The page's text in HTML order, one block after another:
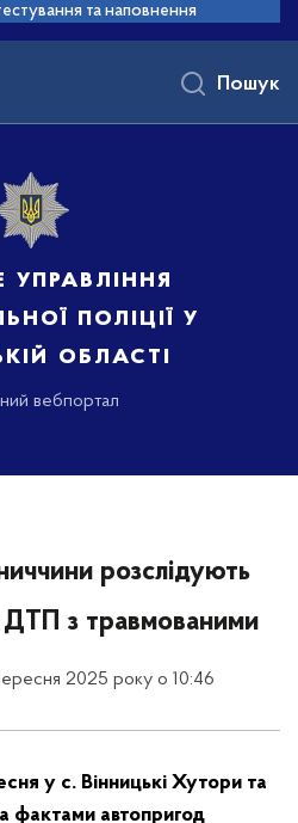
та наповнення
управління
поліції у
області
вебпортал
Пошук
розслідують
ДТП з травмованими
2025 року о 10:46
у с. Вінницькі Хутори та
фактами автопригод